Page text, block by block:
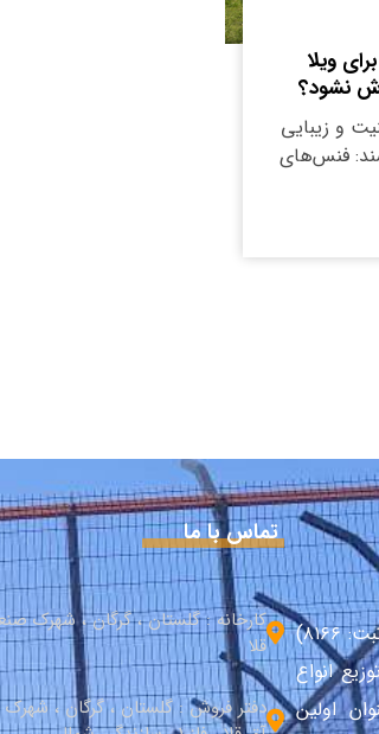
ویلا
نشود؟
و زیبایی
فنس‌های
شرکت مفتول صنعت هیرکان (شماره ثبت: ۸۱۶۶)
توزیع انواع
اولین
تماس با ما
کارخانه : گلستان ، گرگان ، شهرک
قلا
دفتر فروش : گلستان ، گرگان ،